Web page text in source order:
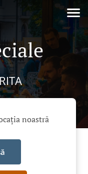
noastră